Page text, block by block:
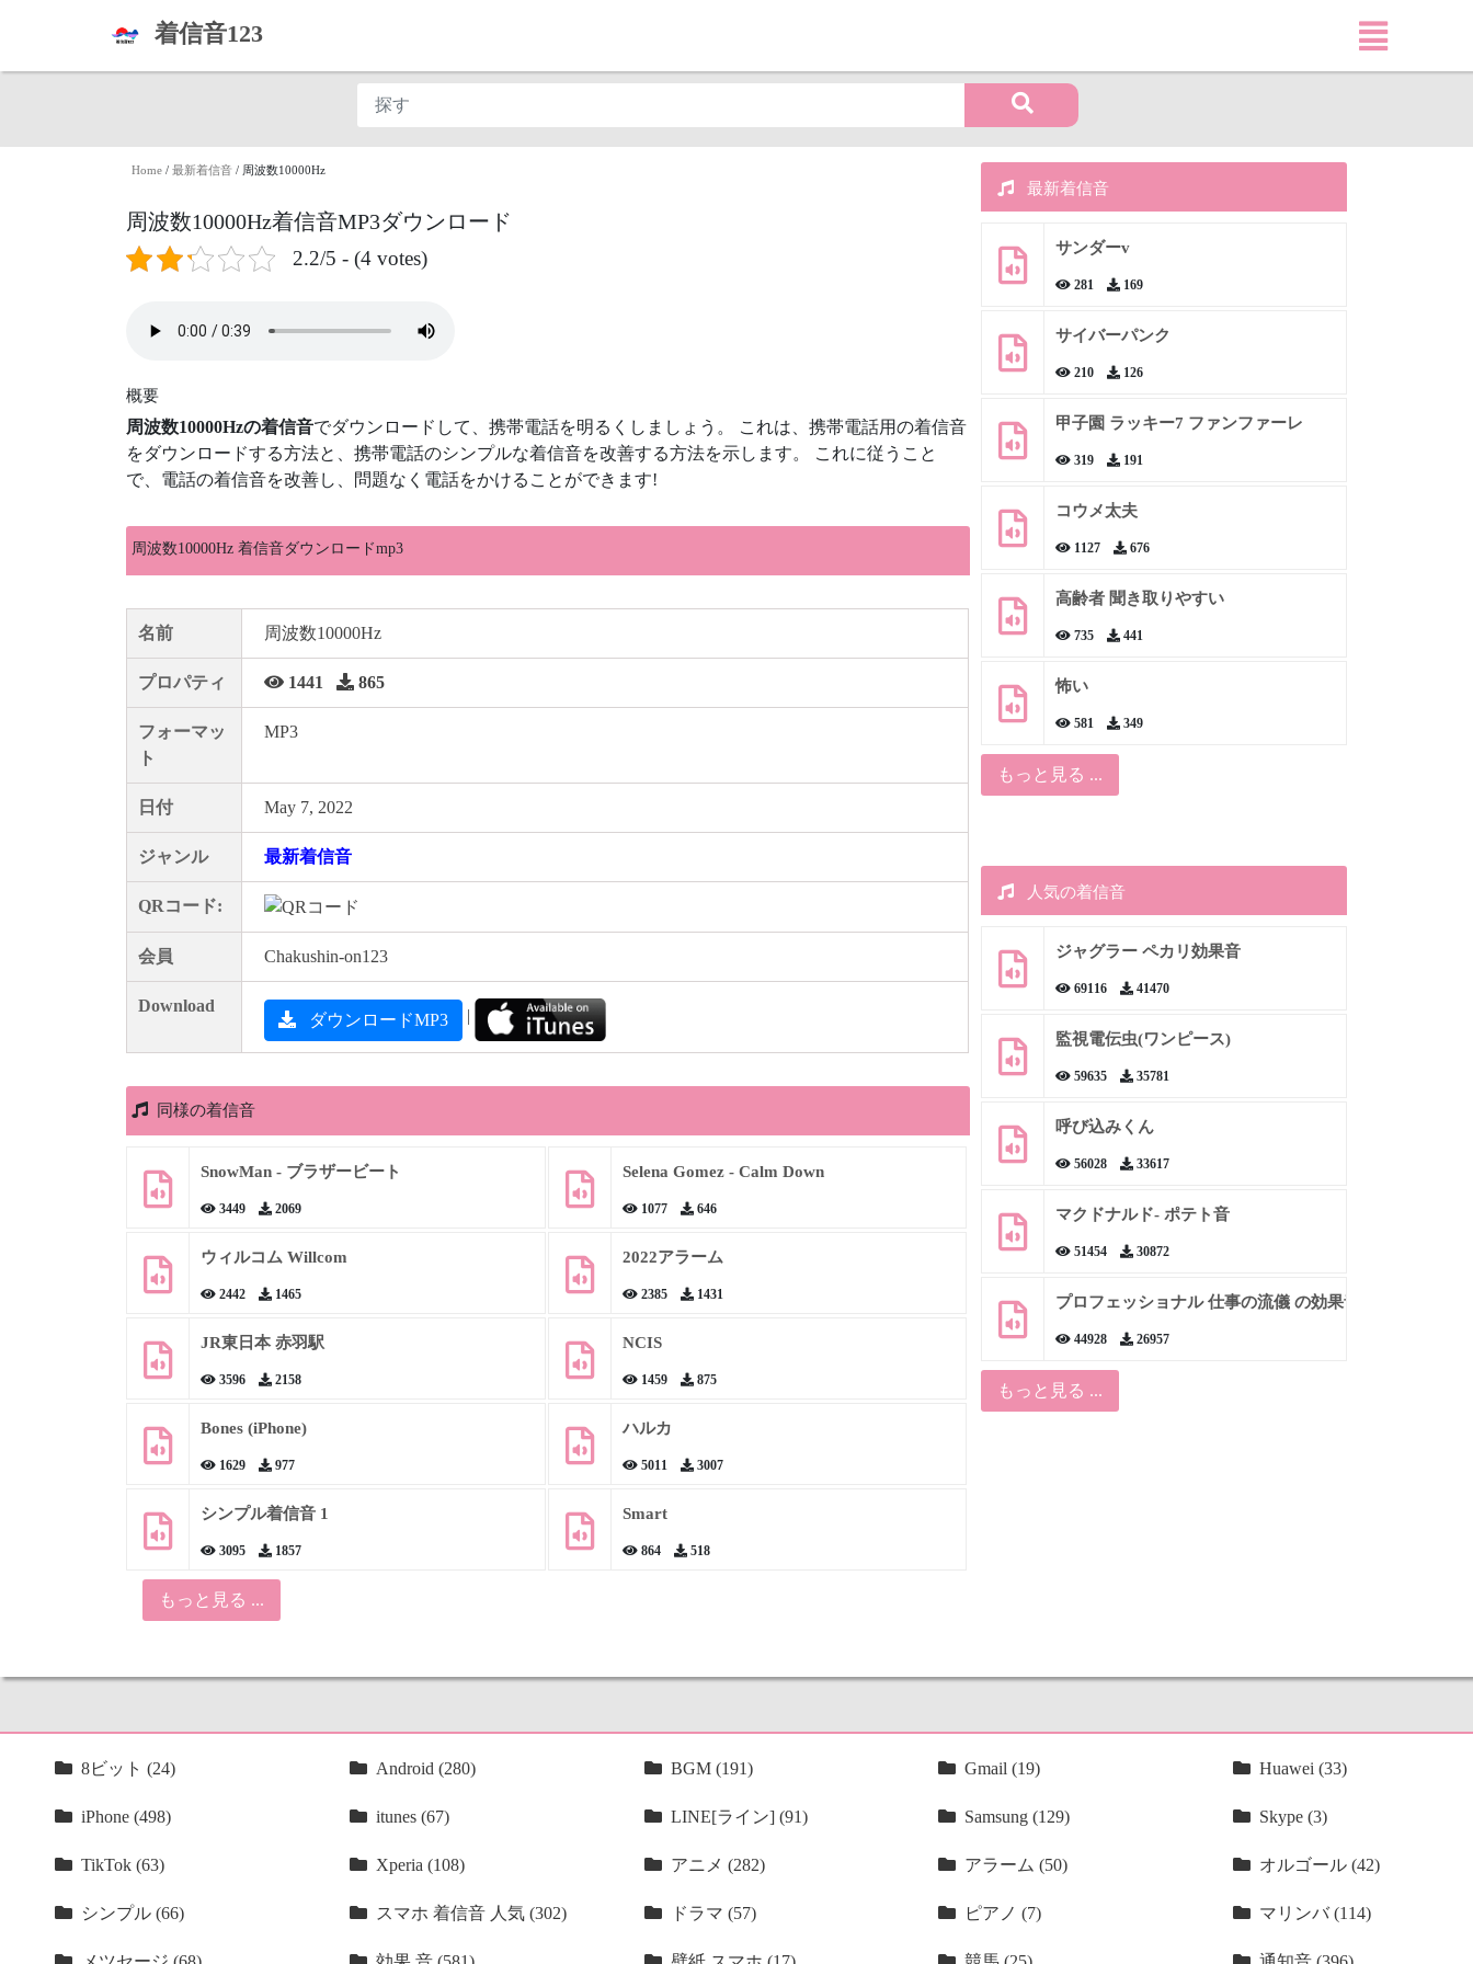
着信音123
Home / 最新着信音 / 周波数10000Hz
周波数10000Hz着信音MP3ダウンロード
2.2/5 - (4 votes)
概要
周波数10000Hzの着信音でダウンロードして、携帯電話を明るくしましょう。 これは、携帯電話用の着信音
をダウンロードする方法と、携帯電話のシンプルな着信音を改善する方法を示します。 これに従うこと
で、電話の着信音を改善し、問題なく電話をかけることができます!
周波数10000Hz 着信音ダウンロードmp3
名前 周波数10000Hz
プロパティ 1441 865
フォーマッ
ト
MP3
日付 May 7, 2022
ジャンル 最新着信音
QRコード:
会員 Chakushin-on123
Download
ダウンロードMP3 |
同様の着信音
SnowMan - ブラザービート
3449 2069
Selena Gomez - Calm Down
1077 646
ウィルコム Willcom
2442 1465
2022アラーム
2385 1431
JR東日本 赤羽駅
3596 2158
NCIS
1459 875
Bones (iPhone)
1629 977
ハルカ
5011 3007
シンプル着信音 1
3095 1857
Smart
864 518
もっと見る ...
最新着信音
サンダーv
281 169
サイバーパンク
210 126
甲子園 ラッキー7 ファンファーレ
319 191
コウメ太夫
1127 676
高齢者 聞き取りやすい
735 441
怖い
581 349
もっと見る ...
人気の着信音
ジャグラー ペカリ効果音
69116 41470
監視電伝虫(ワンピース)
59635 35781
呼び込みくん
56028 33617
マクドナルド- ポテト音
51454 30872
プロフェッショナル 仕事の流儀 の効果音
44928 26957
もっと見る ...
8ビット (24) Android (280) BGM (191) Gmail (19) Huawei (33)
iPhone (498) itunes (67) LINE[ライン] (91) Samsung (129) Skype (3)
TikTok (63) Xperia (108) アニメ (282) アラーム (50) オルゴール (42)
シンプル (66) スマホ 着信音 人気 (302) ドラマ (57) ピアノ (7) マリンバ (114)